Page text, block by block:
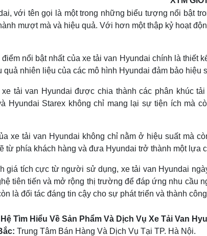
với tên gọi là một trong những biểu tượng nổi bật
mượt mà và hiệu quả. Với hơn một thập kỷ hoạt
điểm nổi bật nhất của xe tải van Hyundai chính là
quả nhiên liệu của các mô hình Hyundai đảm bảo
xe tải van Hyundai được chia thành các phân khúc
Hyundai Starex không chỉ mang lại sự tiện ích mà
xe tải van Hyundai không chỉ nằm ở hiệu suất mà
từ phía khách hàng và đưa Hyundai trở thành một lựa
giá tích cực từ người sử dụng, xe tải van Hyundai
tiên tiến và mở rộng thị trường để đáp ứng nhu cầu
là đối tác đáng tin cậy cho sự phát triển và thành
Tìm Hiểu Về Sản Phẩm Và Dịch Vụ Xe Tải Van
Trung Tâm Bán Hàng Và Dịch Vụ Tại TP. Hà Nội.